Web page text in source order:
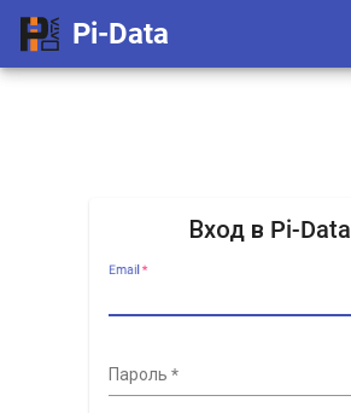
Pi-Data
Вход в Pi-Data
Email *
Пароль *